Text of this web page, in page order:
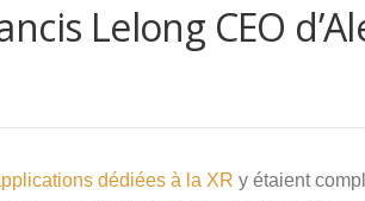
Lelong CEO
dédiées à la XR y étaient